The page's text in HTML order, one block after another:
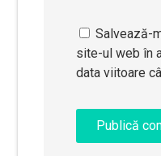
Salvează-
site-ul web în
data viitoare